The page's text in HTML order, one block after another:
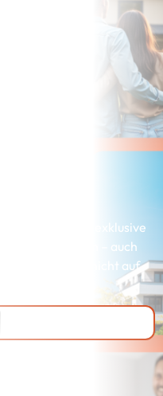
Kunden exklusive
passen – auch
der Diskretion nicht auf